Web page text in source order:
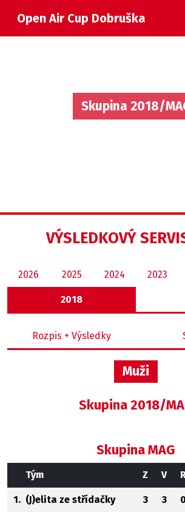
Open Air Cup Dobruška
Skupina 2018/
VÝSLEDKOVÝ
2026 2025 2024 2023
2018
Rozpis + Výsledky
Muži
Skupina 2018/
Skupina MAG
Tým Z V R
1. (J)elita ze střídačky 3 3 0